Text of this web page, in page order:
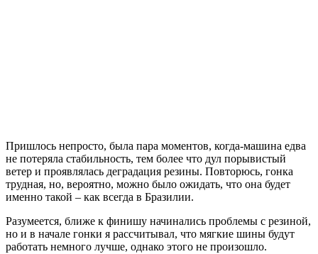
Пришлось непросто, была пара моментов, когда-машина едва
не потеряла стабильность, тем более что дул порывистый
ветер и проявлялась деградация резины. Повторюсь, гонка
трудная, но, вероятно, можно было ожидать, что она будет
именно такой – как всегда в Бразилии.
Разумеется, ближе к финишу начинались проблемы с резиной,
но и в начале гонки я рассчитывал, что мягкие шины будут
работать немного лучше, однако этого не произошло.